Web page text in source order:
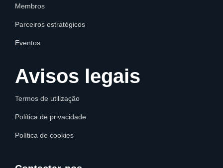
Membros
Parceiros estratégicos
Eventos
Avisos legais
Termos de utilização
Política de privacidade
Política de cookies